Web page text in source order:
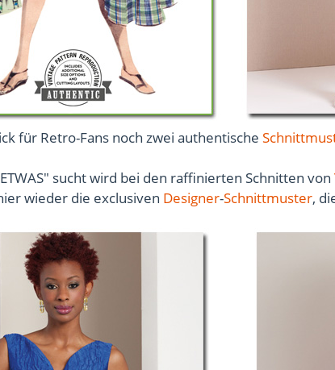
für Retro-Fans noch zwei authentische
sucht wird bei den raffinierten Schnitten von
wieder die exclusiven Designer-Schnittmuster,